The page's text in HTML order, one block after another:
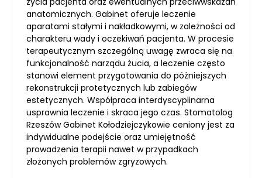
anatomicznych. Gabinet oferuje leczenie
aparatami stałymi i nakładkowymi, w zależności od
charakteru wady i oczekiwań pacjenta. W procesie
terapeutycznym szczególną uwagę zwraca się na
funkcjonalność narządu żucia, a leczenie często
stanowi element przygotowania do późniejszych
rekonstrukcji protetycznych lub zabiegów
estetycznych. Współpraca interdyscyplinarna
usprawnia leczenie i skraca jego czas. Stomatolog
Rzeszów Gabinet Kołodziejczykowie ceniony jest za
indywidualne podejście oraz umiejętność
prowadzenia terapii nawet w przypadkach
złożonych problemów zgryzowych.